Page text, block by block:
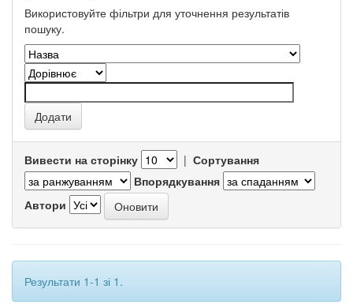
Використовуйте фільтри для уточнення результатів
пошуку.
Вивести на сторінку | Сортування
Впорядкування
Автори
Результати 1-1 зі 1.